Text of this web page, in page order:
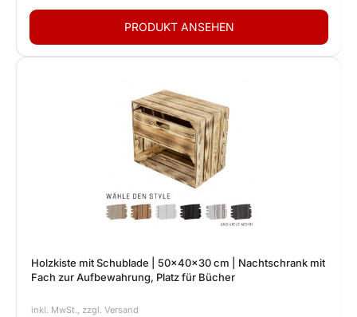
Holzkiste mit Schublade | 50x40x30 cm | Nachtschrank mit
Fach zur Aufbewahrung, Platz für Bücher